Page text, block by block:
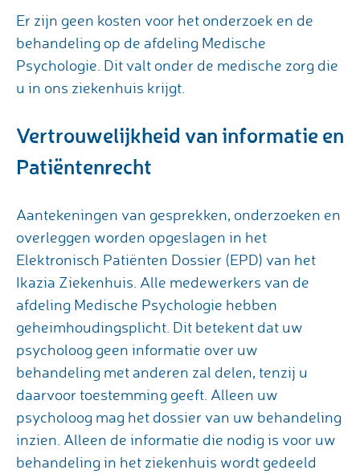
Er zijn geen kosten voor het onderzoek en de
behandeling op de afdeling Medische
Psychologie. Dit valt onder de medische zorg die
u in ons ziekenhuis krijgt.
Vertrouwelijkheid van informatie en
Patiëntenrecht
Aantekeningen van gesprekken, onderzoeken en
overleggen worden opgeslagen in het
Elektronisch Patiënten Dossier (EPD) van het
Ikazia Ziekenhuis. Alle medewerkers van de
afdeling Medische Psychologie hebben
geheimhoudingsplicht. Dit betekent dat uw
psycholoog geen informatie over uw
behandeling met anderen zal delen, tenzij u
daarvoor toestemming geeft. Alleen uw
psycholoog mag het dossier van uw behandeling
inzien. Alleen de informatie die nodig is voor uw
behandeling in het ziekenhuis wordt gedeeld